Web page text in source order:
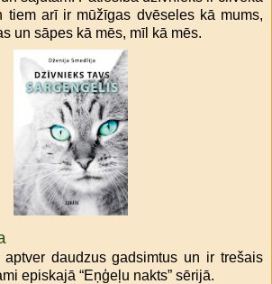
tiem arī ir mūžīgas dvēseles kā mums,
un sāpes kā mēs, mīl kā mēs.
aptver daudzus gadsimtus un ir trešais
episkajā “Eņģeļu nakts” sērijā.